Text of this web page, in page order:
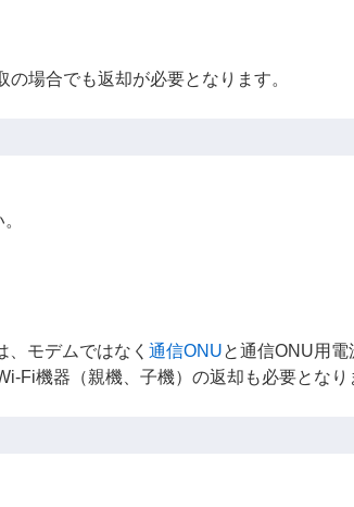
場合でも返却が必要となります。
、モデムではなく通信ONUと通信ONU用電
Fi機器（親機、子機）の返却も必要となり